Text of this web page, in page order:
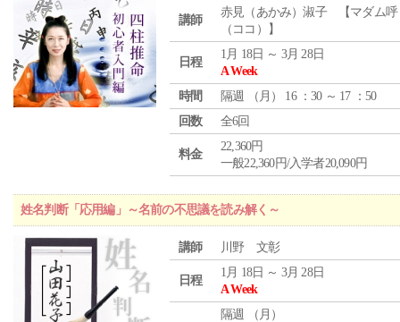
講師
赤見（あかみ）淑子 【マダム呼
（ココ）】
日程
1月 18日 ～ 3月 28日
A Week
時間
隔週 （ 月 ） 16 ：30 ～ 17 ：50
回数
全6回
料金
22,360円
一般22,360円/入学者20,090円
姓名判断「応用編」～名前の不思議を読み解く～
講師 川野 文彰
日程
1月 18日 ～ 3月 28日
A Week
隔週 （ 月 ）